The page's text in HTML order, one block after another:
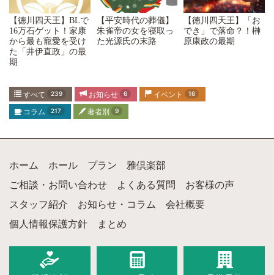
【徳川四天王】BLで
16万石ゲット！家康
から最も寵愛を受け
た「井伊直政」の最
期
【平安時代の葬儀】
朱雀帝の女を寝取っ
た光源氏の末路
【徳川四天王】「お
でき」で落命？！榊
原康政の最期
すべて 239 お知らせ 6 イベント 16
コラム 217 著者別 9
ホーム ホール プラン
雅倶楽部
ご相談・お問い合わせ
よくある質問
お客様の声
スタッフ紹介
お知らせ・コラム
会社概要
個人情報保護方針
まとめ